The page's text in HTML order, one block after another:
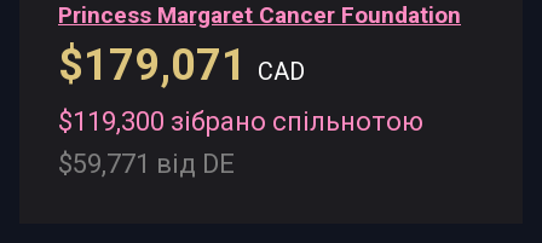
Princess Margaret Cancer Foundation
$179,071 CAD
$119,300 зібрано спільнотою
$59,771 від DE